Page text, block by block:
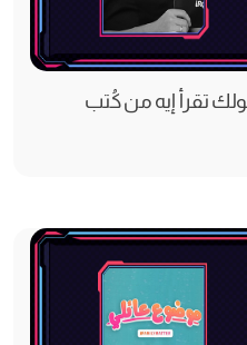
تقرأ إيه من كُتب